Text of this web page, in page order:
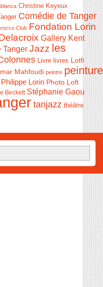
Christine Keyeux
Comédie de Tanger
Club Fondation Lorin
Gallery Kent
Tanger Jazz les
Livre livres Lotfi
Mahfoudi peintre peinture
Philippe Lorin Photo Loft
Beckett Stéphanie Gaou
tanjazz théâtre